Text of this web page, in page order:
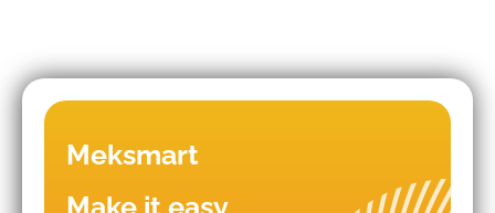
triển khai WMS - TMS thất bại
Meksmart
Make it easy